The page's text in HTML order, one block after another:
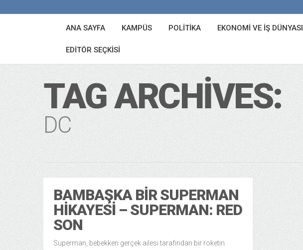
ANA SAYFA KAMPÜS POLITIKA EKONOMI VE İŞ DÜNYASI
EDITÖR SEÇKISI
TAG ARCHIVES:
DC
BAMBAŞKA BIR SUPERMAN
HIKAYESI – SUPERMAN: RED
SON
Superman, bebekken gerçek ailesi tarafından bir roketin